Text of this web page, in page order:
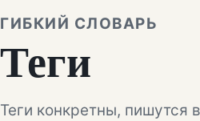
ГИБКИЙ СЛОВАРЬ
Теги
Теги конкретны,